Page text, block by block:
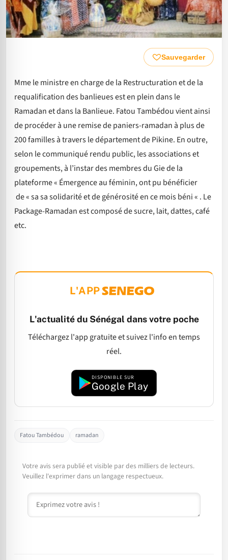
Sauvegarder
Mme le ministre en charge de la Restructuration et de la
requalification des banlieues est en plein dans le
Ramadan et dans la Banlieue. Fatou Tambédou vient ainsi
de procéder à une remise de paniers-ramadan à plus de
200 familles à travers le département de Pikine. En outre,
selon le communiqué rendu public, les associations et
groupements, à l’instar des membres du Gie de la
plateforme « Émergence au féminin, ont pu bénéficier
de « sa sa solidarité et de générosité en ce mois béni « . Le
Package-Ramadan est composé de sucre, lait, dattes, café
etc.
L'APP
L'actualité du Sénégal dans votre poche
Téléchargez l'app gratuite et suivez l'info en temps
réel.
DISPONIBLE SUR
Google Play
Fatou Tambédou ramadan
Votre avis sera publié et visible par des milliers de lecteurs.
Veuillez l'exprimer dans un langage respectueux.
Commentaire